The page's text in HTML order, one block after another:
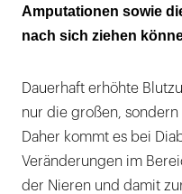
Regelmäßige
Limitierte
Dem
Nephropathie
Amputationen sowie
nach sich ziehen
Dauerhaft erhöhte
nur die großen,
Daher kommt es bei
Veränderungen im
der Nieren und damit